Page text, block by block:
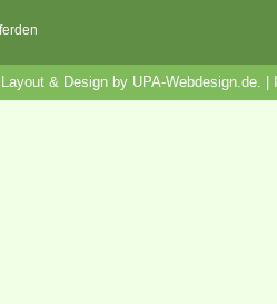
& Design by UPA-Webdesign.de.